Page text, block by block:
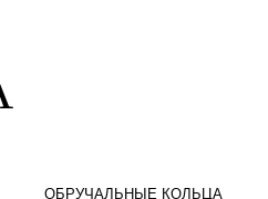
ОБРУЧАЛЬНЫЕ КОЛЬЦА